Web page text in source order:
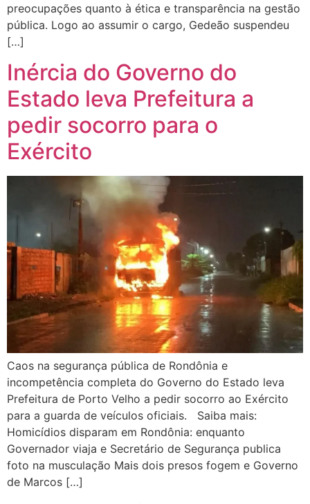
preocupações quanto à ética e transparência na gestão
pública. Logo ao assumir o cargo, Gedeão suspendeu
[…]
Inércia do Governo do
Estado leva Prefeitura a
pedir socorro para o
Exército
Caos na segurança pública de Rondônia e
incompetência completa do Governo do Estado leva
Prefeitura de Porto Velho a pedir socorro ao Exército
para a guarda de veículos oficiais. Saiba mais:
Homicídios disparam em Rondônia: enquanto
Governador viaja e Secretário de Segurança publica
foto na musculação Mais dois presos fogem e Governo
de Marcos […]